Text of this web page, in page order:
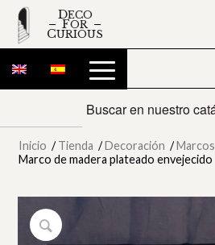
DECO
FOR
CURIOUS
Inicio / Tienda / Decoración / Marcos
Marco de madera plateado envejecido